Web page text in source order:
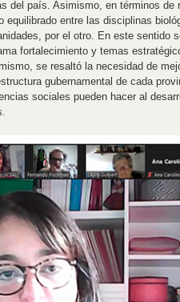
del país. Asimismo, en términos de
equilibrado entre las disciplinas
por el otro. En este sentido
fortalecimiento y temas
se resaltó la necesidad de
gubernamental de cada
sociales pueden hacer al